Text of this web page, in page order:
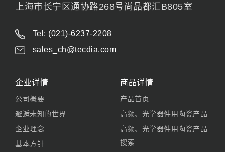
上海市长宁区通协路268号尚品都汇B805室
Tel: (021)-6237-2208
sales_ch@tecdia.com
企业详情
公司概要
邂逅未知的世界
企业理念
基本方针
商品详情
产品首页
高频、光学器件用陶瓷产品
高频、光学器件用陶瓷产品
搜索